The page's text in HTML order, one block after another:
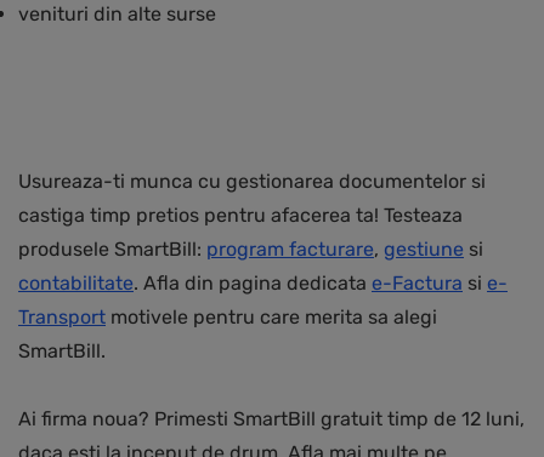
venituri din alte surse
Usureaza-ti munca cu gestionarea documentelor si
castiga timp pretios pentru afacerea ta! Testeaza
produsele SmartBill: program facturare, gestiune si
contabilitate. Afla din pagina dedicata e-Factura si e-
Transport motivele pentru care merita sa alegi
SmartBill.
Ai firma noua? Primesti SmartBill gratuit timp de 12 luni,